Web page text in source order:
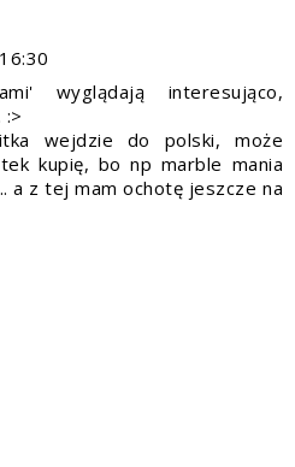
wyglądają interesująco,
wejdzie do polski, może
kupię, bo np marble mania
a z tej mam ochotę jeszcze na